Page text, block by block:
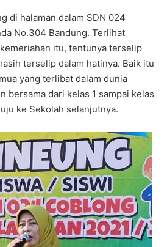
di halaman dalam SDN 024
No.304 Bandung. Terlihat
itu, tentunya terselip
terselip dalam hatinya. Baik itu
yang terlibat dalam dunia
bersama dari kelas 1 sampai kelas
ke Sekolah selanjutnya.